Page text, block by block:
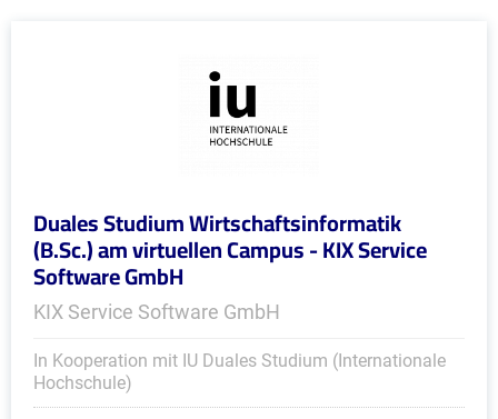
Duales Studium Wirtschaftsinformatik
(B.Sc.) am virtuellen Campus - KIX Service
Software GmbH
KIX Service Software GmbH
In Kooperation mit IU Duales Studium (Internationale
Hochschule)